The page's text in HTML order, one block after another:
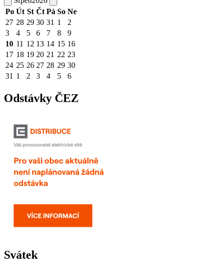
Po Út St Čt Pá So Ne
27 28 29 30 31 1
2
3
4 5 6 7 8
9
10 11 12 13 14 15 16
17 18 19 20 21 22 23
24 25 26 27 28 29 30
31 1 2 3 4 5 6
Odstávky ČEZ
Svátek